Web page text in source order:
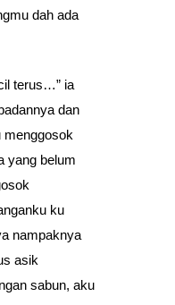
dah ada
terus…” ia
dan
menggosok
yang belum
ku
nampaknya
asik
sabun, aku